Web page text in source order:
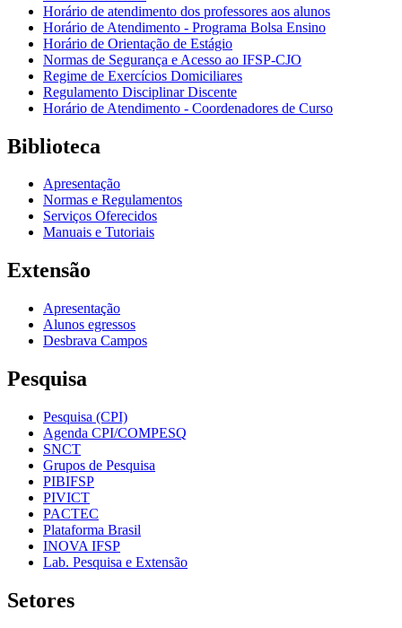
Horário de atendimento dos professores aos alunos
Horário de Atendimento - Programa Bolsa Ensino
Horário de Orientação de Estágio
Normas de Segurança e Acesso ao IFSP-CJO
Regime de Exercícios Domiciliares
Regulamento Disciplinar Discente
Horário de Atendimento - Coordenadores de Curso
Biblioteca
Apresentação
Normas e Regulamentos
Serviços Oferecidos
Manuais e Tutoriais
Extensão
Apresentação
Alunos egressos
Desbrava Campos
Pesquisa
Pesquisa (CPI)
Agenda CPI/COMPESQ
SNCT
Grupos de Pesquisa
PIBIFSP
PIVICT
PACTEC
Plataforma Brasil
INOVA IFSP
Lab. Pesquisa e Extensão
Setores